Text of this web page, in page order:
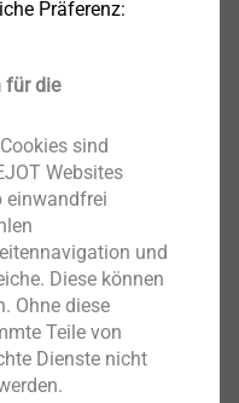
Präferenz:
für die
sind
Websites
einwandfrei
und
Diese können
Ohne diese
Teile von
Dienste nicht